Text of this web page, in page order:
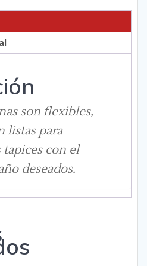
son flexibles,
listas para
con el
deseados.